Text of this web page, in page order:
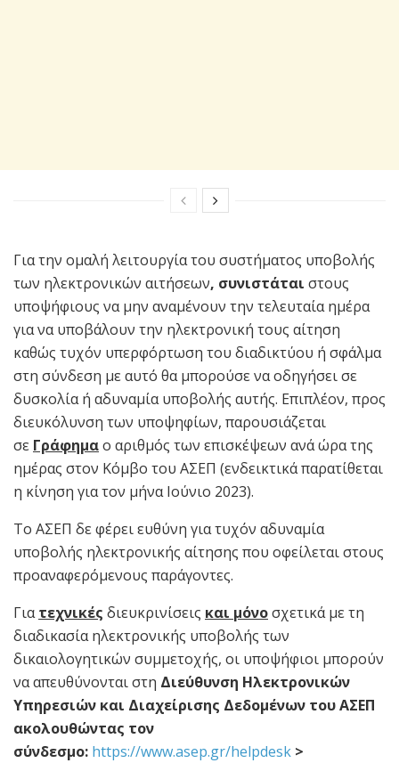
Για την ομαλή λειτουργία του συστήματος υποβολής
των ηλεκτρονικών αιτήσεων, συνιστάται στους
υποψήφιους να μην αναμένουν την τελευταία ημέρα
για να υποβάλουν την ηλεκτρονική τους αίτηση
καθώς τυχόν υπερφόρτωση του διαδικτύου ή σφάλμα
στη σύνδεση με αυτό θα μπορούσε να οδηγήσει σε
δυσκολία ή αδυναμία υποβολής αυτής. Επιπλέον, προς
διευκόλυνση των υποψηφίων, παρουσιάζεται
σε Γράφημαο αριθμός των επισκέψεων ανά ώρα της
ημέρας στον Κόμβο του ΑΣΕΠ (ενδεικτικά παρατίθεται
η κίνηση για τον μήνα Ιούνιο 2023).
Το ΑΣΕΠ δε φέρει ευθύνη για τυχόν αδυναμία
υποβολής ηλεκτρονικής αίτησης που οφείλεται στους
προαναφερόμενους παράγοντες.
Γιατεχνικές διευκρινίσεις και μόνοσχετικά με τη
διαδικασία ηλεκτρονικής υποβολής των
δικαιολογητικών συμμετοχής, οι υποψήφιοι μπορούν
να απευθύνονται στη Διεύθυνση Ηλεκτρονικών
Υπηρεσιών και Διαχείρισης Δεδομένων του ΑΣΕΠ
ακολουθώντας τον
σύνδεσμο: https://www.asep.gr/helpdesk >